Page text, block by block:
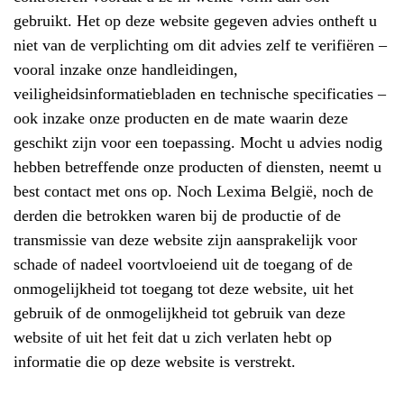
gebruikt. Het op deze website gegeven advies ontheft u
niet van de verplichting om dit advies zelf te verifiëren –
vooral inzake onze handleidingen,
veiligheidsinformatiebladen en technische specificaties –
ook inzake onze producten en de mate waarin deze
geschikt zijn voor een toepassing. Mocht u advies nodig
hebben betreffende onze producten of diensten, neemt u
best contact met ons op. Noch Lexima België, noch de
derden die betrokken waren bij de productie of de
transmissie van deze website zijn aansprakelijk voor
schade of nadeel voortvloeiend uit de toegang of de
onmogelijkheid tot toegang tot deze website, uit het
gebruik of de onmogelijkheid tot gebruik van deze
website of uit het feit dat u zich verlaten hebt op
informatie die op deze website is verstrekt.